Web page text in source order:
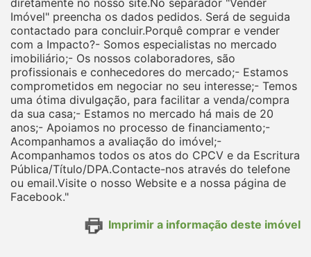
Imóvel" preencha os dados pedidos. Será de seguida
contactado para concluir.Porquê comprar e vender
com a Impacto?- Somos especialistas no mercado
imobiliário;- Os nossos colaboradores, são
profissionais e conhecedores do mercado;- Estamos
comprometidos em negociar no seu interesse;- Temos
uma ótima divulgação, para facilitar a venda/compra
da sua casa;- Estamos no mercado há mais de 20
anos;- Apoiamos no processo de financiamento;-
Acompanhamos a avaliação do imóvel;-
Acompanhamos todos os atos do CPCV e da Escritura
Pública/Título/DPA.Contacte-nos através do telefone
ou email.Visite o nosso Website e a nossa página de
Facebook."
Imprimir a informação deste imóvel